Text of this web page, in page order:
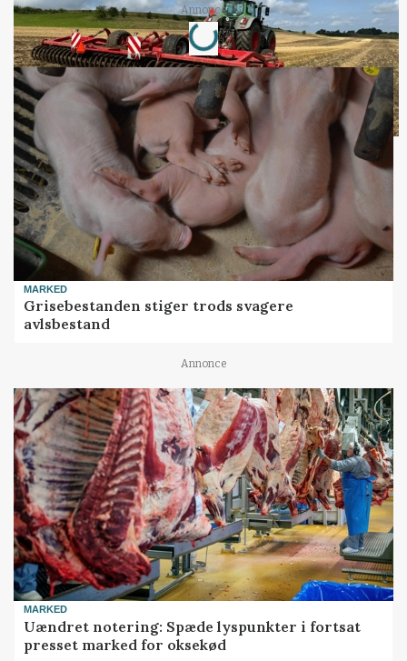
Annonce
Loading...
MARKED
Grisebestanden stiger trods svagere
avlsbestand
Annonce
MARKED
Uændret notering: Spæde lyspunkter i fortsat
presset marked for oksekød